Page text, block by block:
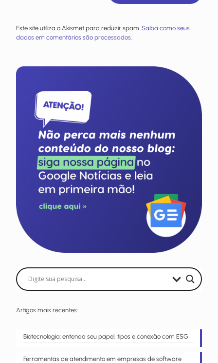
Este site utiliza o Akismet para reduzir spam. Saiba como seus
dados em comentários são processados
Artigos mais recentes:
Biotecnologia: entenda seu papel, tipos e conexão com ESG
Ferramentas de atendimento em empresas de software